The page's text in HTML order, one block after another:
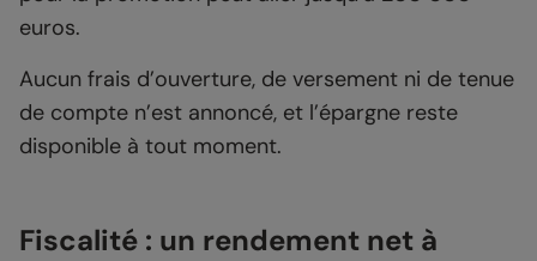
euros.
Aucun frais d’ouverture, de versement ni de tenue
de compte n’est annoncé, et l’épargne reste
disponible à tout moment.
Fiscalité : un rendement net à